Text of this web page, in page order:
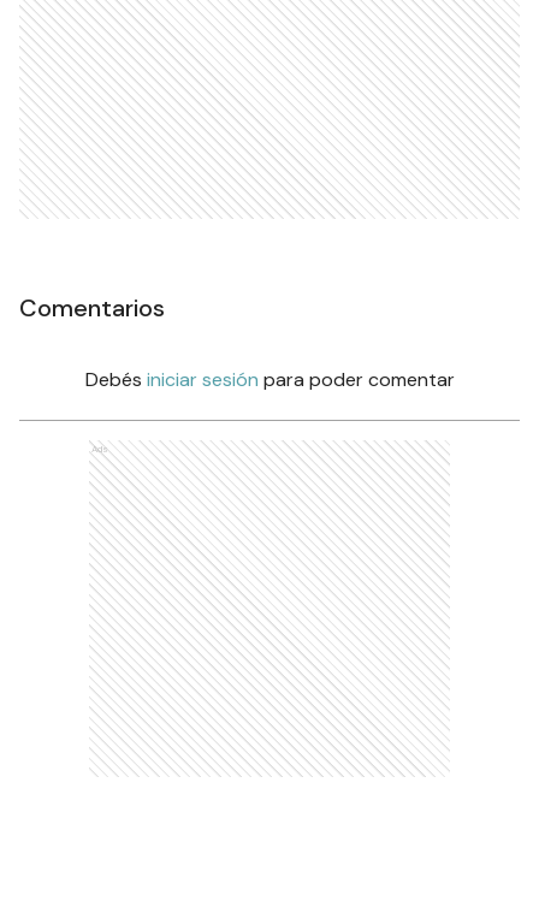
Comentarios
Debés iniciar sesión para poder comentar
Ads